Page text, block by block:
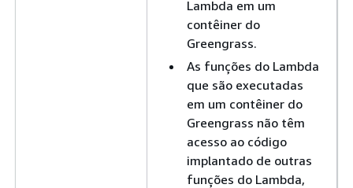
Lambda em um
contêiner do
Greengrass.
As funções do Lambda
que são executadas
em um contêiner do
Greengrass não têm
acesso ao código
implantado de outras
funções do Lambda,